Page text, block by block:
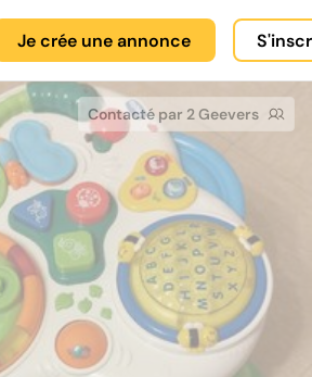
Je crée une annonce
Contacté par 2 Geevers